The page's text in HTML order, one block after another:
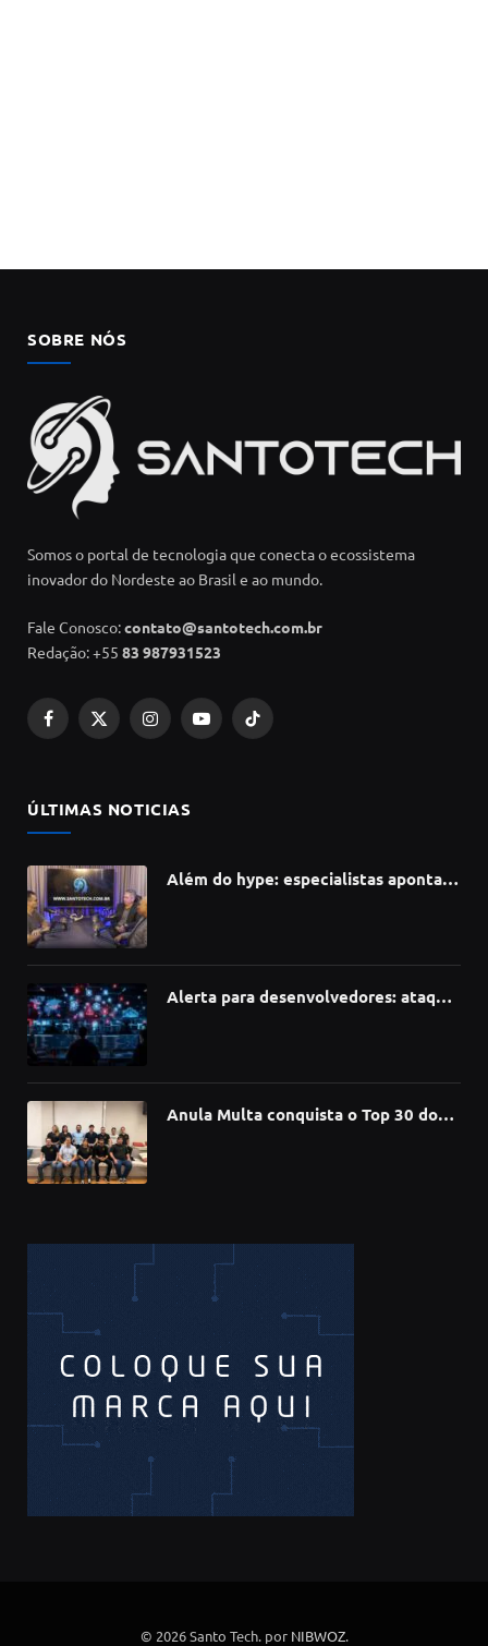
SOBRE NÓS
Somos o portal de tecnologia que conecta o ecossistema
inovador do Nordeste ao Brasil e ao mundo.
Fale Conosco:contato@santotech.com.br
Redação: +55 83 987931523
Facebook
X
InstagramYouTubeTikTok
ÚLTIMAS NOTICIAS
Além do hype: especialistas apontam
Alerta para desenvolvedores: ataque
Anula Multa conquista o Top 30 do
© 2026 Santo Tech. por NIBWOZ.